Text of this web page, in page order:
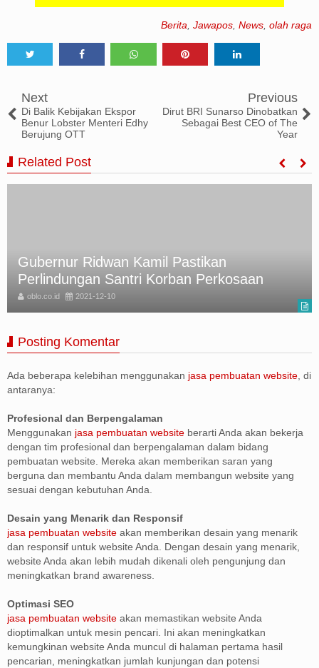
Berita Jawapos News olah raga
Next
Di Balik Kebijakan Ekspor
Benur Lobster Menteri Edhy
Berujung OTT
Previous
Dirut BRI Sunarso Dinobatkan
Sebagai Best CEO of The
Year
Related Post
Gubernur Ridwan Kamil Pastikan
Perlindungan Santri Korban Perkosaan
oblo.co.id 2021-12-10
Posting Komentar
Ada beberapa kelebihan menggunakan jasa pembuatan website , di
antaranya:
Profesional dan Berpengalaman
Menggunakan jasa pembuatan website berarti Anda akan bekerja
dengan tim profesional dan berpengalaman dalam bidang
pembuatan website. Mereka akan memberikan saran yang
berguna dan membantu Anda dalam membangun website yang
sesuai dengan kebutuhan Anda.
Desain yang Menarik dan Responsif
jasa pembuatan website akan memberikan desain yang menarik
dan responsif untuk website Anda. Dengan desain yang menarik,
website Anda akan lebih mudah dikenali oleh pengunjung dan
meningkatkan brand awareness.
Optimasi SEO
jasa pembuatan website akan memastikan website Anda
dioptimalkan untuk mesin pencari. Ini akan meningkatkan
kemungkinan website Anda muncul di halaman pertama hasil
pencarian, meningkatkan jumlah kunjungan dan potensi